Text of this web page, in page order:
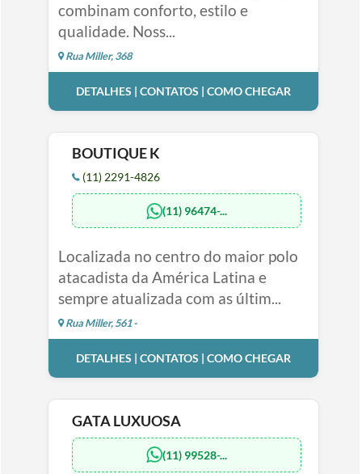
combinam conforto, estilo e
qualidade. Noss...
Rua Miller, 368
DETALHES | CONTATOS | COMO CHEGAR
BOUTIQUE K
(11) 2291-4826
(11) 96474-...
Localizada no centro do maior polo
atacadista da América Latina e
sempre atualizada com as últim...
Rua Miller, 561 -
DETALHES | CONTATOS | COMO CHEGAR
GATA LUXUOSA
(11) 99528-...